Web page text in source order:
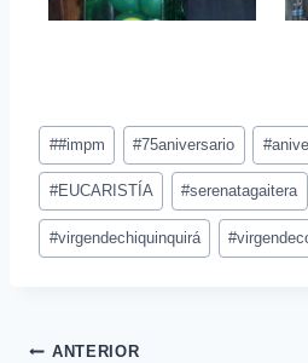
##impm #75aniversario #
#EUCARISTÍA #serenatagaitera
#virgendechiquinquirá #
ANTERIOR